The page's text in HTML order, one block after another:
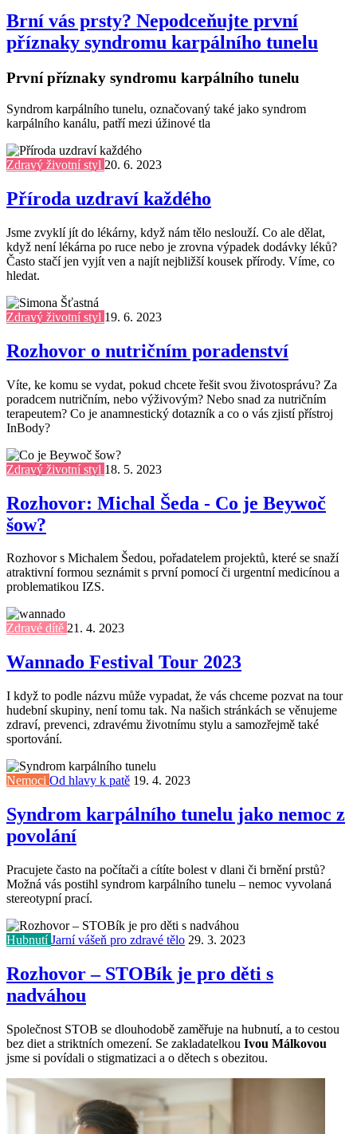
Brní vás prsty? Nepodceňujte první
příznaky syndromu karpálního tunelu
První příznaky syndromu karpálního tunelu
Syndrom karpálního tunelu, označovaný také jako syndrom
karpálního kanálu, patří mezi úžinové tla
Zdravý životní styl 20. 6. 2023
Příroda uzdraví každého
Jsme zvyklí jít do lékárny, když nám tělo neslouží. Co ale dělat,
když není lékárna po ruce nebo je zrovna výpadek dodávky léků?
Často stačí jen vyjít ven a najít nejbližší kousek přírody. Víme, co
hledat.
Zdravý životní styl 19. 6. 2023
Rozhovor o nutričním poradenství
Víte, ke komu se vydat, pokud chcete řešit svou životosprávu? Za
poradcem nutričním, nebo výživovým? Nebo snad za nutričním
terapeutem? Co je anamnestický dotazník a co o vás zjistí přístroj
InBody?
Zdravý životní styl 18. 5. 2023
Rozhovor: Michal Šeda - Co je Beywoč
šow?
Rozhovor s Michalem Šedou, pořadatelem projektů, které se snaží
atraktivní formou seznámit s první pomocí či urgentní medicínou a
problematikou IZS.
Zdravé dítě 21. 4. 2023
Wannado Festival Tour 2023
I když to podle názvu může vypadat, že vás chceme pozvat na tour
hudební skupiny, není tomu tak. Na našich stránkách se věnujeme
zdraví, prevenci, zdravému životnímu stylu a samozřejmě také
sportování.
Nemoci Od hlavy k patě 19. 4. 2023
Syndrom karpálního tunelu jako nemoc z
povolání
Pracujete často na počítači a cítíte bolest v dlani či brnění prstů?
Možná vás postihl syndrom karpálního tunelu – nemoc vyvolaná
stereotypní prací.
HubnutíJarní vášeň pro zdravé tělo 29. 3. 2023
Rozhovor – STOBík je pro děti s
nadváhou
Společnost STOB se dlouhodobě zaměřuje na hubnutí, a to cestou
bez diet a striktních omezení. Se zakladatelkou Ivou Málkovou
jsme si povídali o stigmatizaci a o dětech s obezitou.